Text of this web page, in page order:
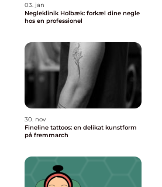
03. jan
Negleklinik Holbæk: forkæl dine negle
hos en professionel
30. nov
Fineline tattoos: en delikat kunstform
på fremmarch